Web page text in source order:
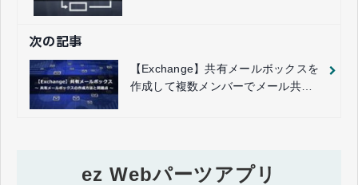
次の記事
【Exchange】共有メールボックスを
作成して複数メンバーでメール共
ez Webパーツアプリ